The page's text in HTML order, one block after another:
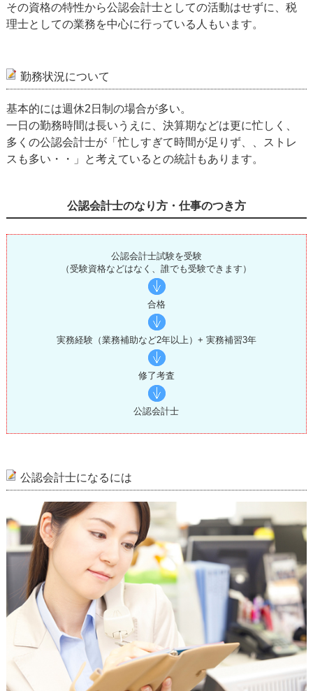
その資格の特性から公認会計士としての活動はせずに、税
理士としての業務を中心に行っている人もいます。
勤務状況について
基本的には週休2日制の場合が多い。
一日の勤務時間は長いうえに、決算期などは更に忙しく、
多くの公認会計士が「忙しすぎて時間が足りず、、ストレ
スも多い・・」と考えているとの統計もあります。
公認会計士のなり方・仕事のつき方
公認会計士試験を受験
（受験資格などはなく、誰でも受験できます）
合格
実務経験（業務補助など2年以上）+ 実務補習3年
修了考査
公認会計士
公認会計士になるには